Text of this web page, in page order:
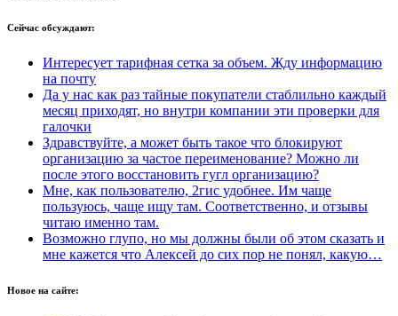
Сейчас обсуждают:
Интересует тарифная сетка за объем. Жду информацию
на почту
Да у нас как раз тайные покупатели стаблильно каждый
месяц приходят, но внутри компании эти проверки для
галочки
Здравствуйте, а может быть такое что блокируют
организацию за частое переименование? Можно ли
после этого восстановить гугл организацию?
Мне, как пользователю, 2гис удобнее. Им чаще
пользуюсь, чаще ищу там. Соответственно, и отзывы
читаю именно там.
Возможно глупо, но мы должны были об этом сказать и
мне кажется что Алексей до сих пор не понял, какую…
Новое на сайте: